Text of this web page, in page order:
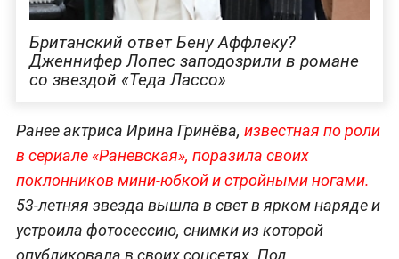
Британский ответ Бену Аффлеку?
Дженнифер Лопес заподозрили в романе
со звездой «Теда Лассо»
Ранее актриса Ирина Гринёва, известная по роли
в сериале «Раневская», поразила своих
поклонников мини-юбкой и стройныминогами.
53-летняя звезда вышла в свет в ярком наряде и
устроила фотосессию, снимки из которой
опубликовала в своих соцсетях. Под